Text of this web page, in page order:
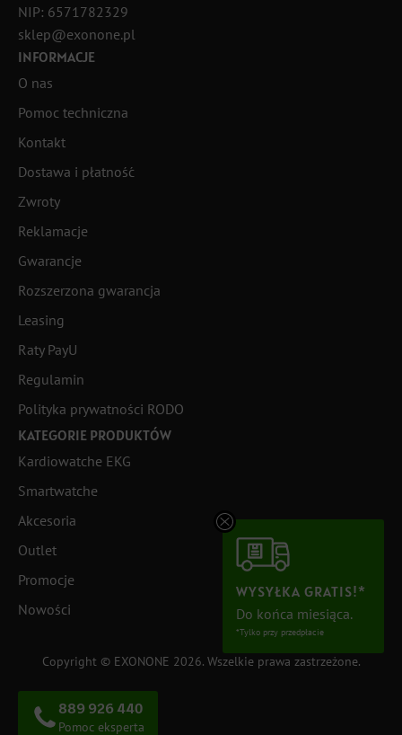
NIP: 6571782329
sklep@exonone.pl
INFORMACJE
O nas
Pomoc techniczna
Kontakt
Dostawa i płatność
Zwroty
Reklamacje
Gwarancje
Rozszerzona gwarancja
Leasing
Raty PayU
Regulamin
Polityka prywatności RODO
KATEGORIE PRODUKTÓW
Kardiowatche EKG
Smartwatche
Akcesoria
Outlet
Promocje
Nowości
Copyright © EXONONE 2026. Wszelkie prawa zastrzeżone.
WYSYŁKA GRATIS!*
Do końca miesiąca.
*Tylko przy przedpłacie
889 926 440
Pomoc eksperta